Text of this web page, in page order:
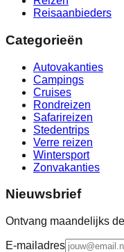
Reisaanbieders
Categorieën
Autovakanties
Campings
Cruises
Rondreizen
Safarireizen
Stedentrips
Verre reizen
Wintersport
Zonvakanties
Nieuwsbrief
Ontvang maandelijks
E-mailadres